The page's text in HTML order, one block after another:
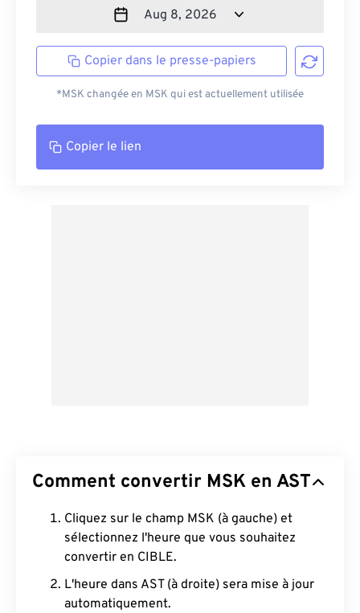
Copier dans le presse-papiers
*MSK changée en MSK qui est actuellement utilisée
Copier le lien
Comment convertir MSK en AST
Cliquez sur le champ MSK (à gauche) et
sélectionnez l'heure que vous souhaitez
convertir en CIBLE.
L'heure dans AST (à droite) sera mise à jour
automatiquement.